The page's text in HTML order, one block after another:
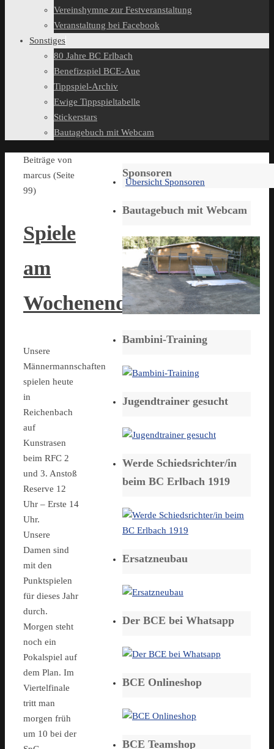
Vereinshymne zur Festveranstaltung
Veranstaltung bei Facebook
Sonstiges
80 Jahre BC Erlbach
Benefizspiel BCE-Aue
Tippspiel-Archiv
Ewige Tippspieltabelle
Stickerstars
Bautagebuch mit Webcam
Start
Beiträge von
marcus (Seite
99)
Spiele
am
Wochenende
Unsere
Männermannschaften
spielen heute
in
Reichenbach
auf
Kunstrasen
beim RFC 2
und 3. Anstoß
Reserve 12
Uhr – Erste 14
Uhr.
Unsere
Damen sind
mit den
Punktspielen
für dieses Jahr
durch.
Morgen steht
noch ein
Pokalspiel auf
dem Plan. Im
Viertelfinale
tritt man
morgen früh
um 10 bei der
Sponsoren
Übersicht Sponsoren
Bautagebuch mit Webcam
Bambini-Training
Jugendtrainer gesucht
Werde Schiedsrichter/in
beim BC Erlbach 1919
Ersatzneubau
Der BCE bei Whatsapp
BCE Onlineshop
BCE Teamshop